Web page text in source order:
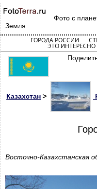
Фото с
Земля
ГОРОДА РОССИИ
ЭТО ИНТЕРЕСНО
Казахстан >
Восточно-Казахстанская